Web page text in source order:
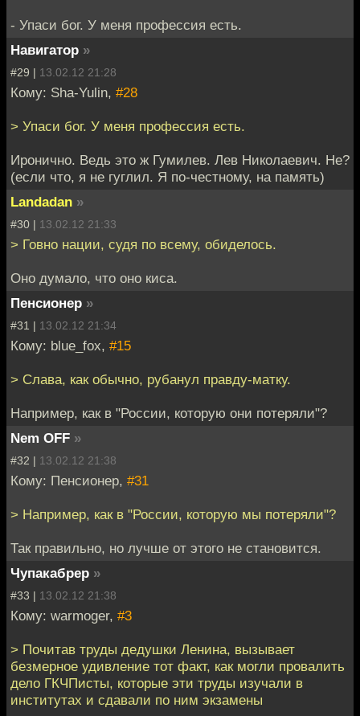
- Упаси бог. У меня профессия есть.
Навигатор »
#29 | 13.02.12 21:28
Кому: Sha-Yulin, #28
> Упаси бог. У меня профессия есть.
Иронично. Ведь это ж Гумилев. Лев Николаевич. Не?
(если что, я не гуглил. Я по-честному, на память)
Landadan »
#30 | 13.02.12 21:33
> Говно нации, судя по всему, обиделось.
Оно думало, что оно киса.
Пенсионер »
#31 | 13.02.12 21:34
Кому: blue_fox, #15
> Слава, как обычно, рубанул правду-матку.
Например, как в "России, которую они потеряли"?
Nem OFF »
#32 | 13.02.12 21:38
Кому: Пенсионер, #31
> Например, как в "России, которую мы потеряли"?
Так правильно, но лучше от этого не становится.
Чупакабрер »
#33 | 13.02.12 21:38
Кому: warmoger, #3
> Почитав труды дедушки Ленина, вызывает
безмерное удивление тот факт, как могли провалить
дело ГКЧПисты, которые эти труды изучали в
институтах и сдавали по ним экзамены